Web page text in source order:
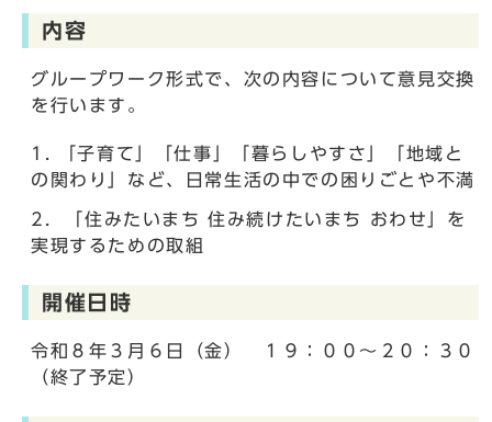
内容
グループワーク形式で、次の内容について意見交換
を行います。
「子育て」「仕事」「暮らしやすさ」「地域と
の関わり」など、日常生活の中での困りごとや不満
「住みたいまち 住み続けたいまち おわせ」を
実現するための取組
開催日時
令和８年３月６日（金） １９：００～２０：３０
（終了予定）